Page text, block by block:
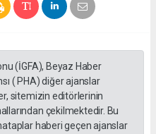
(İGFA), Beyaz Haber
( PHA) diğer ajanslar
sitemizin editörlerinin
çekilmektedir. Bu
haberi geçen ajanslar